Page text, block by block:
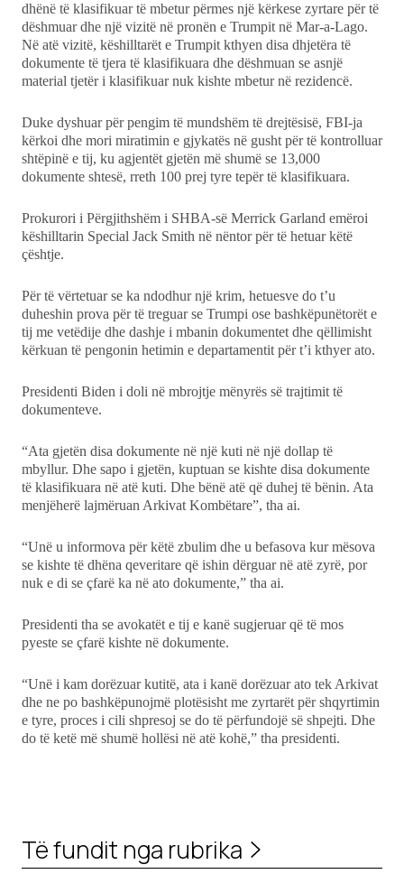
dhënë të klasifikuar të mbetur përmes një kërkese zyrtare për të
dëshmuar dhe një vizitë në pronën e Trumpit në Mar-a-Lago.
Në atë vizitë, këshilltarët e Trumpit kthyen disa dhjetëra të
dokumente të tjera të klasifikuara dhe dëshmuan se asnjë
material tjetër i klasifikuar nuk kishte mbetur në rezidencë.
Duke dyshuar për pengim të mundshëm të drejtësisë, FBI-ja
kërkoi dhe mori miratimin e gjykatës në gusht për të kontrolluar
shtëpinë e tij, ku agjentët gjetën më shumë se 13,000
dokumente shtesë, rreth 100 prej tyre tepër të klasifikuara.
Prokurori i Përgjithshëm i SHBA-së Merrick Garland emëroi
këshilltarin Special Jack Smith në nëntor për të hetuar këtë
çështje.
Për të vërtetuar se ka ndodhur një krim, hetuesve do t’u
duheshin prova për të treguar se Trumpi ose bashkëpunëtorët e
tij me vetëdije dhe dashje i mbanin dokumentet dhe qëllimisht
kërkuan të pengonin hetimin e departamentit për t’i kthyer ato.
Presidenti Biden i doli në mbrojtje mënyrës së trajtimit të
dokumenteve.
“Ata gjetën disa dokumente në një kuti në një dollap të
mbyllur. Dhe sapo i gjetën, kuptuan se kishte disa dokumente
të klasifikuara në atë kuti. Dhe bënë atë që duhej të bënin. Ata
menjëherë lajmëruan Arkivat Kombëtare”, tha ai.
“Unë u informova për këtë zbulim dhe u befasova kur mësova
se kishte të dhëna qeveritare që ishin dërguar në atë zyrë, por
nuk e di se çfarë ka në ato dokumente,” tha ai.
Presidenti tha se avokatët e tij e kanë sugjeruar që të mos
pyeste se çfarë kishte në dokumente.
“Unë i kam dorëzuar kutitë, ata i kanë dorëzuar ato tek Arkivat
dhe ne po bashkëpunojmë plotësisht me zyrtarët për shqyrtimin
e tyre, proces i cili shpresoj se do të përfundojë së shpejti. Dhe
do të ketë më shumë hollësi në atë kohë,” tha presidenti.
Të fundit nga rubrika